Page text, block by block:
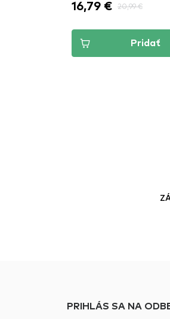
16,79 € 20,99 €
Pridať
PRIHLÁS SA NA